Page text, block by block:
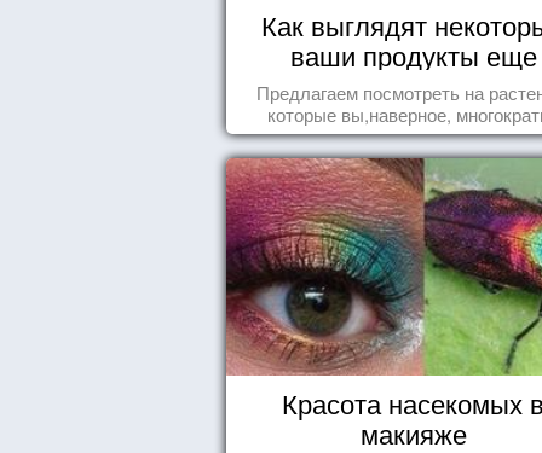
Как выглядят
ваши продукты еще
живыми?
Предлагаем посмотреть на
которые вы,наверное,
видели , но никогда не
себе, что употребляете их в
Красота насекомых в
макияже